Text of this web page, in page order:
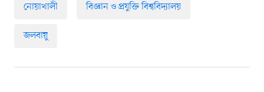
নোয়াখালী বিজ্ঞান ও প্রযুক্তি বিশ্ববিদ্যালয়
জলবায়ু